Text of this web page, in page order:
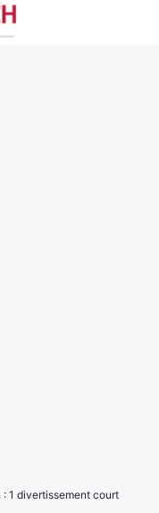
: 1 divertissement court